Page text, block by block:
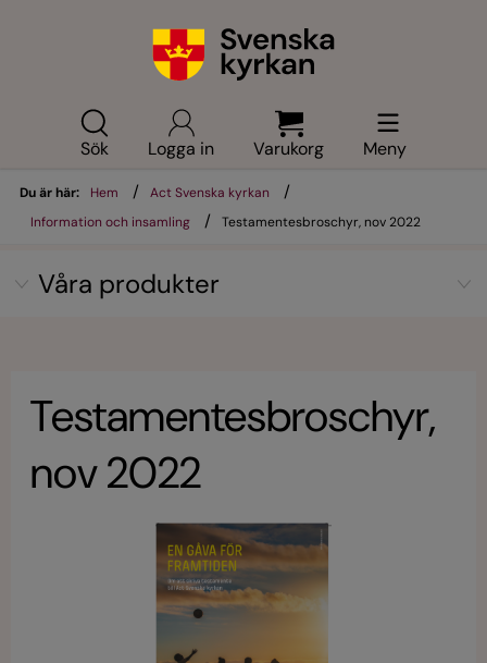
Sök Logga in Varukorg Meny
Du är här: Hem / Act Svenska kyrkan /
Information och insamling / Testamentesbroschyr, nov 2022
Våra produkter
Testamentesbroschyr,
nov 2022